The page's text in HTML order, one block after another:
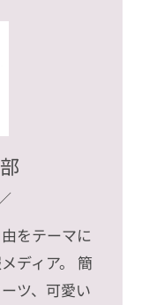
をテーマに
ディア。 簡
ツ、可愛い